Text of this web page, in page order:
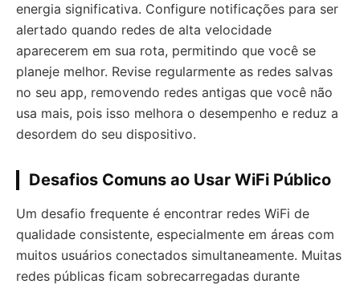
energia significativa. Configure notificações para ser
alertado quando redes de alta velocidade
aparecerem em sua rota, permitindo que você se
planeje melhor. Revise regularmente as redes salvas
no seu app, removendo redes antigas que você não
usa mais, pois isso melhora o desempenho e reduz a
desordem do seu dispositivo.
Desafios Comuns ao Usar WiFi Público
Um desafio frequente é encontrar redes WiFi de
qualidade consistente, especialmente em áreas com
muitos usuários conectados simultaneamente. Muitas
redes públicas ficam sobrecarregadas durante